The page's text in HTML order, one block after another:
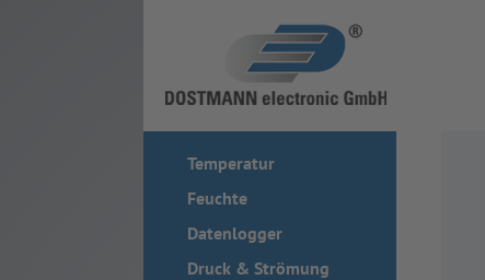
Temperatur
Feuchte
Datenlogger
Druck & Strömung